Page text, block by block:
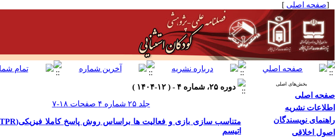
[صفحه اصلی ]
بخش‌های اصلی
صفحه اصلی
اطلاعات نشریه
راهنمای نویسندگان
اصول اخلاقی
دوره ۲۵، شماره ۴ - ( ۱۲-۱۴۰۴ )
جلد ۲۵ شماره ۴ صفحات ۱۸-۷
اتیسم